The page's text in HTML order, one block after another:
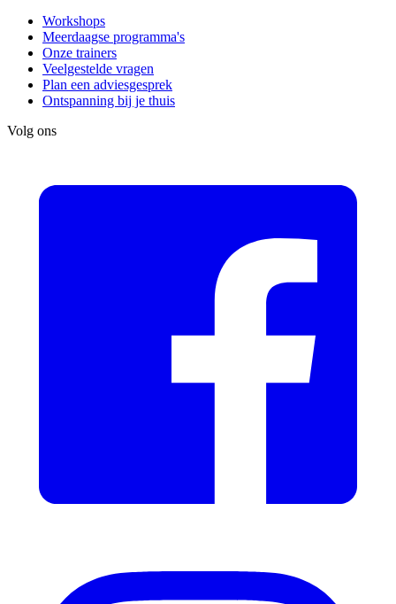
Workshops
Meerdaagse programma's
Onze trainers
Veelgestelde vragen
Plan een adviesgesprek
Ontspanning bij je thuis
Volg ons